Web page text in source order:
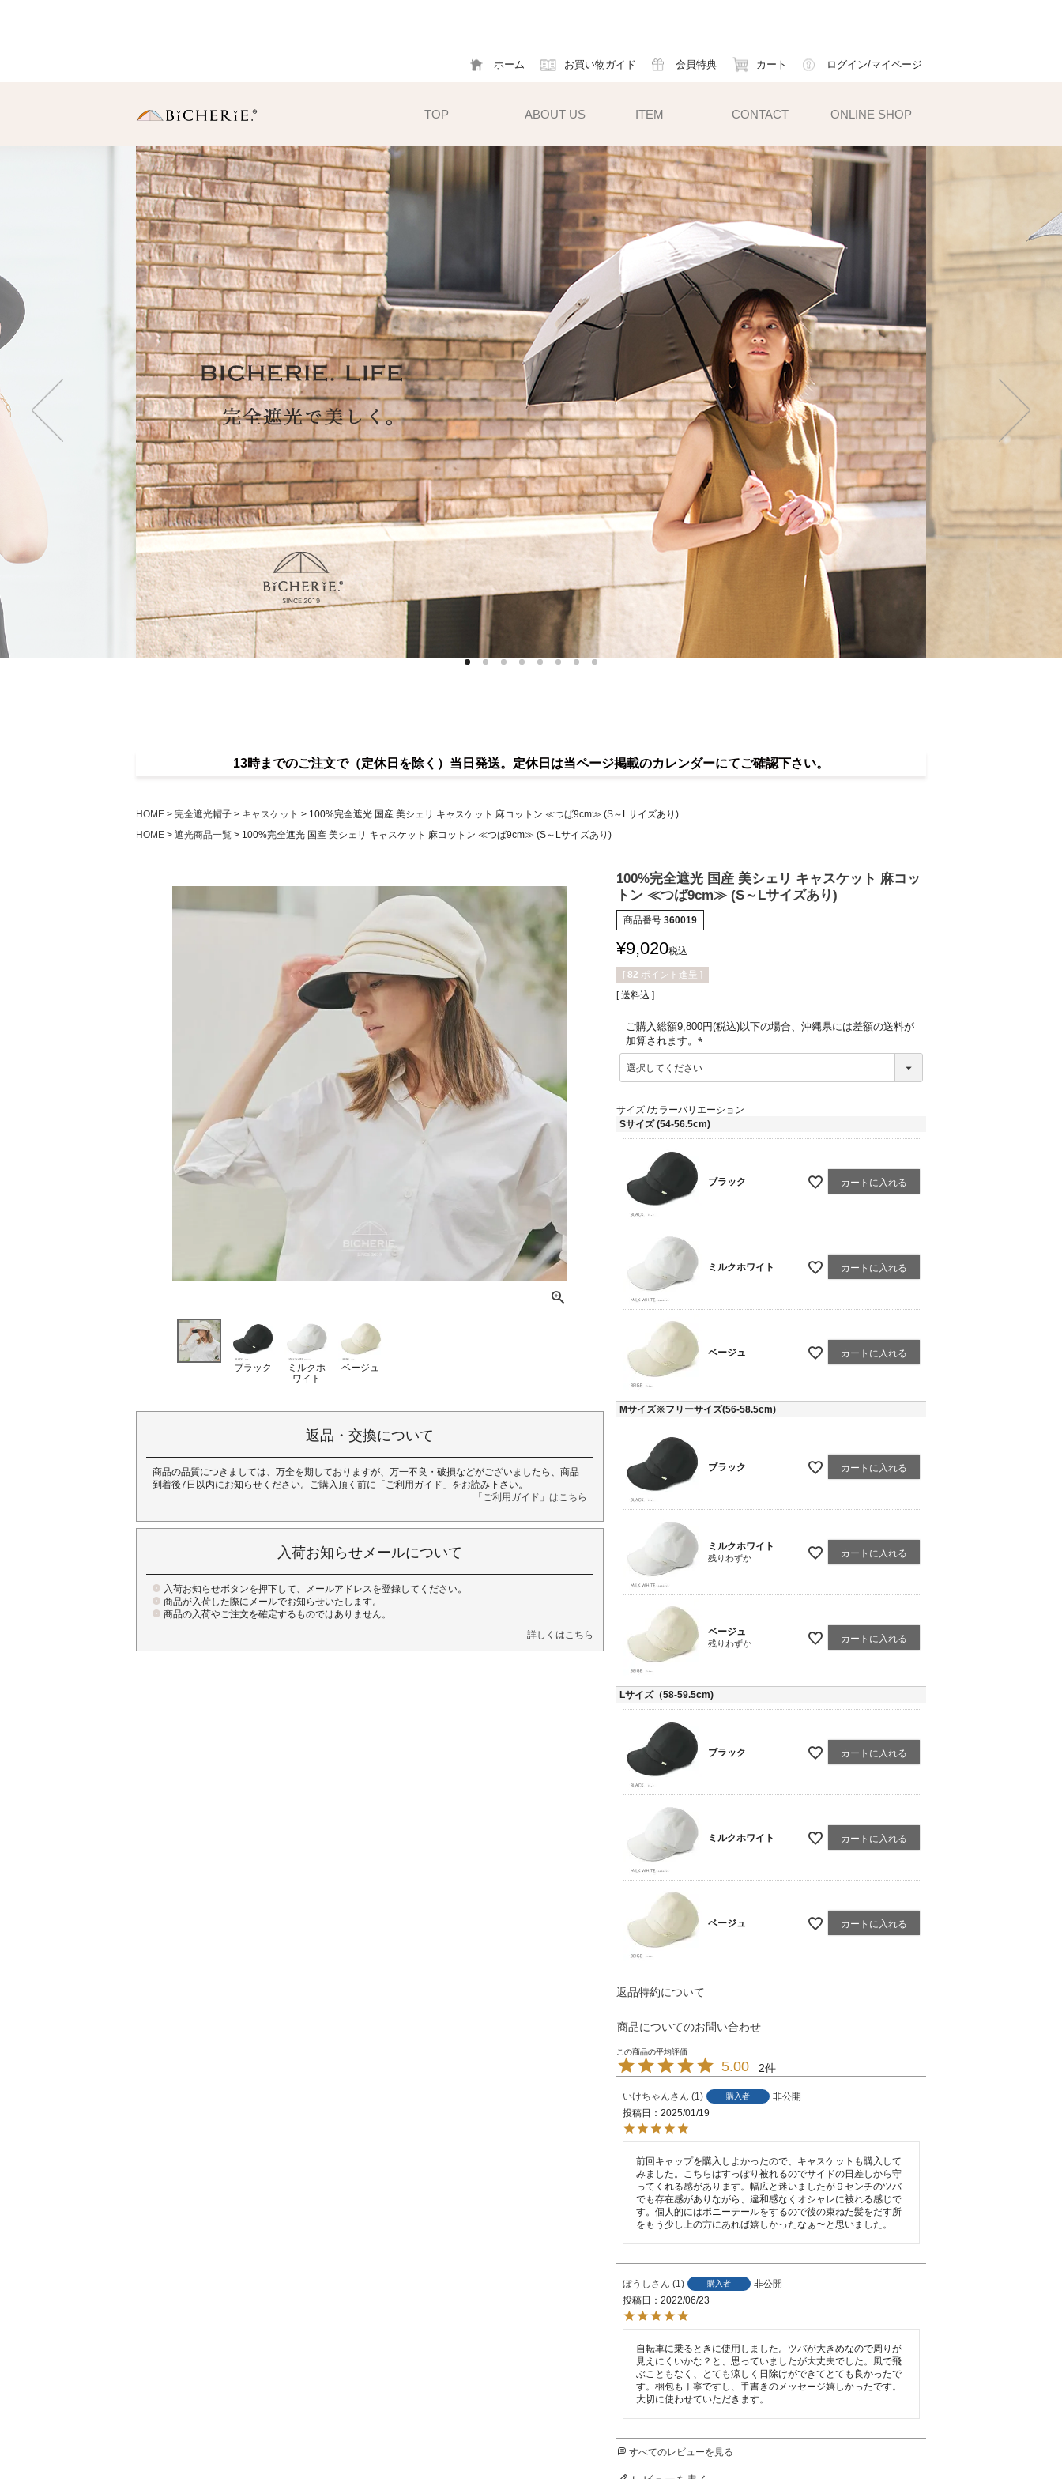
ホーム お買い物ガイド 会員特典 カート ログイン/マイページ
TOP ABOUT US ITEM
日傘
長傘
・Sサイズ（親骨50cm）
中棒伸縮タイプの使いやすい小ぶ
りサイズ。
・Ｍサイズ(親骨55cm)
一般的に使われている女性雨傘と
同サイズ。
折りたたみ傘
・2段タイプ(親骨50cm)
折りたたむのが楽で長傘のように
も持てます。
・3段タイプ(親骨50cm)
最もコンパクトになり折りたたま
ず閉じて持てます。
帽子
キャスケット
サンバイザー
異素材タイプ
ハットクリップ
ハットライナー
小物雑貨
フェイスマスク
アームカバー
ソックス
CONTACT ONLINE SHOP
13時までのご注文で（定休日を除く）当日発送。定休日は当ページ掲載のカレンダーにてご確認下さい。
HOME 完全遮光帽子 キャスケット
100%完全遮光 国産 美シェリ キャスケット 麻コットン ≪つば9cm≫ (S～Lサイズあり)
HOME
遮光商品一覧 100%完全遮光 国産 美シェリ キャスケット 麻コットン ≪つば9cm≫ (S～Lサイズあり)
ブラック
ミルクホ
ワイト
ベージュ
返品・交換について
商品の品質につきましては、万全を期しておりますが、万一不良・破損などがございましたら、商品
到着後7日以内にお知らせください。ご購入頂く前に「ご利用ガイド」をお読み下さい。
「ご利用ガイド」はこちら
入荷お知らせメールについて
入荷お知らせボタンを押下して、メールアドレスを登録してください。
商品が入荷した際にメールでお知らせいたします。
商品の入荷やご注文を確定するものではありません。
詳しくはこちら
100%完全遮光 国産 美シェリ キャスケット 麻コッ
トン ≪つば9cm≫ (S～Lサイズあり)
商品番号 360019
¥9,020税込
[ 82 ポイント進呈 ]
送料込
ご購入総額9,800円(税込)以下の場合、沖縄県には差額の送料が
加算されます。
(
必
須
サイズ カラーバリエーション
Sサイズ (54-56.5cm)
ブラック カートに入れる
ミルクホワイト カートに入れる
ベージュ カートに入れる
Mサイズ※フリーサイズ(56-58.5cm)
ブラック カートに入れる
ミルクホワイト
残りわずか カートに入れる
ベージュ
残りわずか カートに入れる
Lサイズ（58-59.5cm)
ブラック カートに入れる
ミルクホワイト カートに入れる
ベージュ カートに入れる
返品特約について
商品についてのお問い合わせ
5.00 2
いけちゃん 1 購入者
非公開
投稿日
2025/01/19
前回キャップを購入しよかったので、キャスケットも購入して
みました。こちらはすっぽり被れるのでサイドの日差しから守
ってくれる感があります。幅広と迷いましたが９センチのツバ
でも存在感がありながら、違和感なくオシャレに被れる感じで
す。個人的にはポニーテールをするので後の束ねた髪をだす所
をもう少し上の方にあれば嬉しかったなぁ〜と思いました。
ぼうし 1 購入者
非公開
投稿日
2022/06/23
自転車に乗るときに使用しました。ツバが大きめなので周りが
見えにくいかな？と、思っていましたが大丈夫でした。風で飛
ぶこともなく、とても涼しく日除けができてとても良かったで
す。梱包も丁寧ですし、手書きのメッセージ嬉しかったです。
大切に使わせていただきます。
すべてのレビューを見る